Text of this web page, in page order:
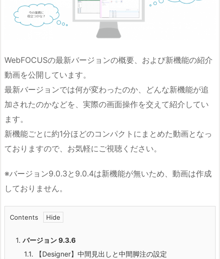
WebFOCUSの最新バージョンの概要、および新機能の紹介
動画を公開しています。
最新バージョンでは何が変わったのか、どんな新機能が追
加されたのかなどを、実際の画面操作を交えて紹介してい
ます。
新機能ごとに約1分ほどのコンパクトにまとめた動画となっ
ておりますので、お気軽にご視聴ください。
※バージョン9.0.3と9.0.4は新機能が無いため、動画は作成
しておりません。
Contents
1. バージョン 9.3.6
1.1.
【Designer】中間見出しと中間脚注の設定